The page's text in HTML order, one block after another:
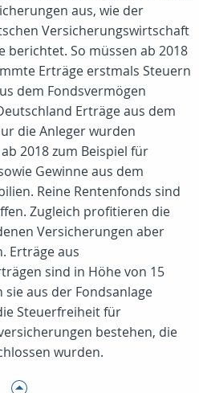
aus, wie der
Versicherungswirtschaft
berichtet. So müssen ab 2018
Erträge erstmals Steuern
dem Fondsvermögen
Erträge aus dem
die Anleger wurden
2018 zum Beispiel für
Gewinne aus dem
Reine Rentenfonds sind
Zugleich profitieren die
Versicherungen aber
Erträge aus
sind in Höhe von 15
aus der Fondsanlage
Steuerfreiheit für
bestehen, die
wurden.